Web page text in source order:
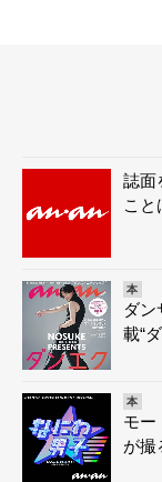
誌面
こと
本
ダン
載“
本
モー
が撮